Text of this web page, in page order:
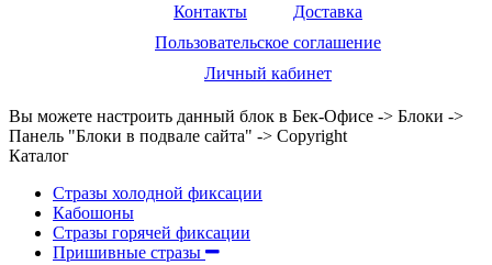
Контакты
Доставка
Пользовательское соглашение
Личный кабинет
Вы можете настроить данный блок в Бек-Офисе -> Блоки ->
Панель "Блоки в подвале сайта" -> Copyright
Каталог
Стразы холодной фиксации
Кабошоны
Стразы горячей фиксации
Пришивные стразы